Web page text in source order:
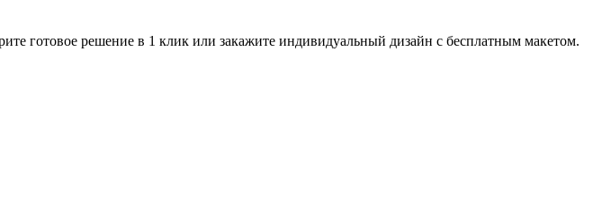
готовое решение в 1 клик или закажите индивидуальный дизайн с бесплатным макетом.